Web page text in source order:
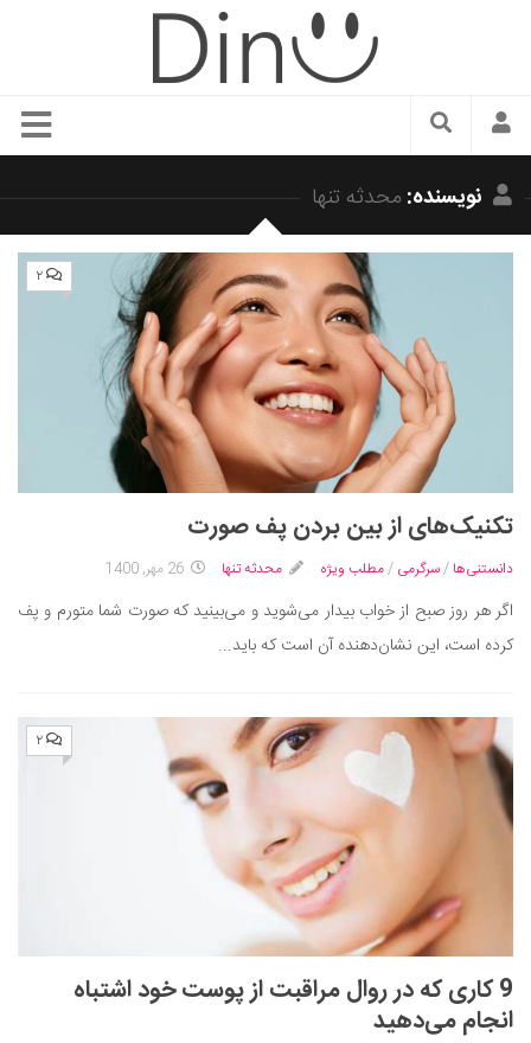
سبک زندگی
زیبایی و آرایش
شیک پوشی
دکوراسیون و چیدمان
غذا
رستوران گردی
آشپزی
سفر و گردشگری
ایران گردی
جهان گردی
رابطه، عشق و ازدواج
موفقیت و مهارت‌های فردی
تغذیه سالم
بهداشت
بیماری و درمان
کودک و مادر
ورزش و تندرستی
روانشناسی
مراکز پزشکی و دارویی
فرهنگ و هنر
نویسنده: محدثه تنها
۲
تکنیک‌های از بین بردن پف صورت
دانستنی‌ها /سرگرمی /مطلب ویژه محدثه تنها 26 مهر, 1400
اگر هر روز صبح از خواب بیدار می‌شوید و می‌بینید که صورت شما متورم و پف
کرده‌ است، این نشان‌‌‌دهنده آن است که باید...
۲
9 کاری که در روال مراقبت از پوست خود اشتباه
انجام می‌دهید